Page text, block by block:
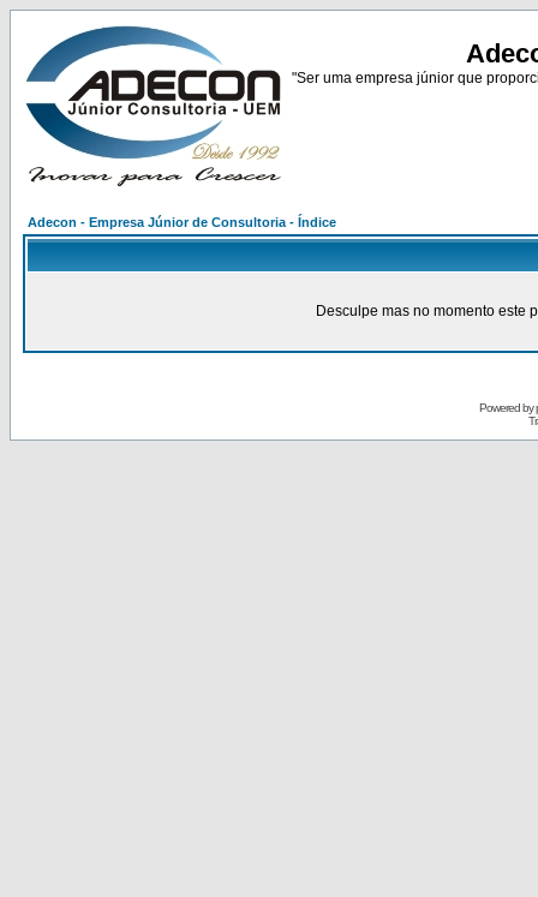
"Ser uma empresa júnior que
Adecon - Empresa Júnior de Consultoria - Índice
Desculpe mas no momento este
Powered by